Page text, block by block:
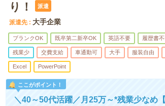
り！
派遣
派遣先 大手企業
ブランクOK 既卒第二新卒OK 英語不要 履歴書
残業少 交費支給 車通勤可 大手 服装自由
Excel PowerPoint
ここがポイント！
＼40～50代活躍／月25万～*残業少なめ